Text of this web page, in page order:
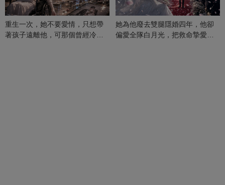
重生一次，她不要愛情，只想帶
著孩子遠離他，可那個曾經冷漠
她為他廢去雙腿隱婚四年，他卻
偏愛全隊白月光，把救命摯愛當